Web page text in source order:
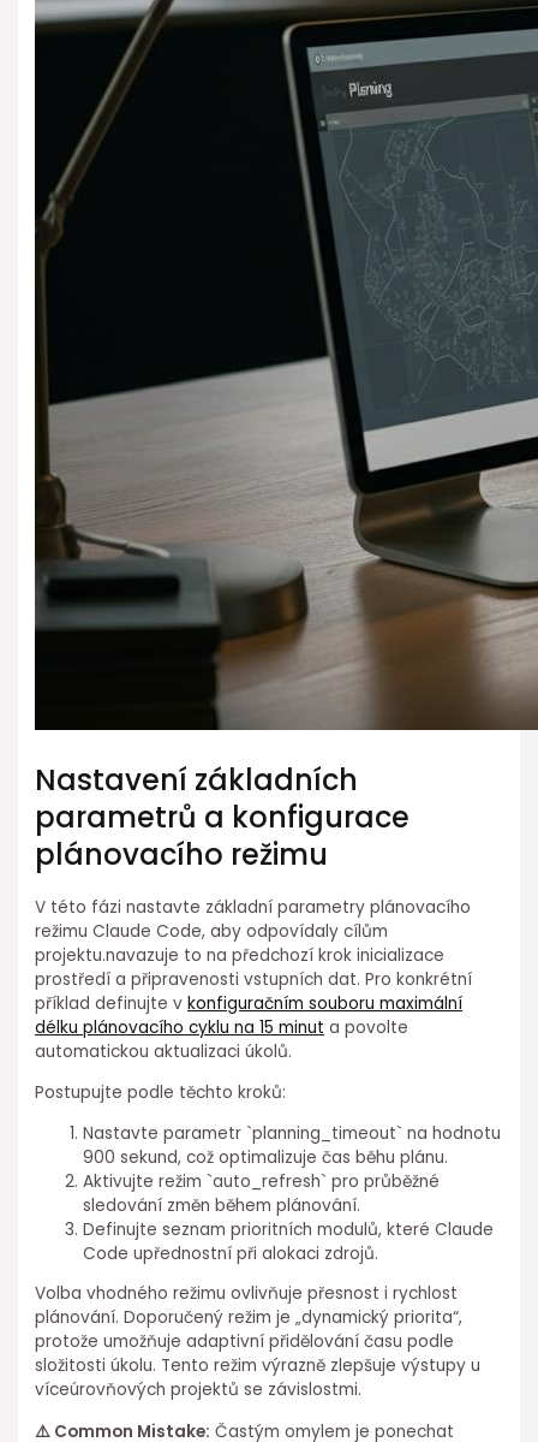
Nastavení základních
parametrů a ⁤konfigurace
plánovacího režimu
V této fázi nastavte ⁢základní parametry plánovacího
režimu Claude Code, aby odpovídaly cílům
projektu.navazuje to na předchozí krok inicializace
prostředí a připravenosti vstupních⁤ dat. Pro konkrétní
příklad definujte vkonfiguračním souboru maximální
délku plánovacího cyklu na 15 minut a povolte
automatickou aktualizaci úkolů.
Postupujte podle těchto kroků:
Nastavte parametr `planning_timeout` na hodnotu
900 sekund, což optimalizuje čas běhu plánu.
Aktivujte režim `auto_refresh` pro průběžné
sledování změn během plánování.
Definujte seznam prioritních modulů, které Claude
Code upřednostní při alokaci zdrojů.
Volba vhodného režimu ovlivňuje⁤ přesnost i rychlost
plánování. Doporučený režim je „dynamický priorita“,
protože umožňuje adaptivní přidělování času podle
složitosti úkolu. Tento režim výrazně zlepšuje výstupy u
víceúrovňových projektů se závislostmi.
⚠️⁤ Common Mistake: Častým omylem je ponechat